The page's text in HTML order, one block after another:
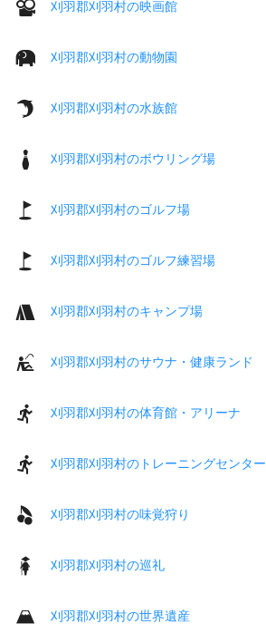
刈羽郡刈羽村の映画館
刈羽郡刈羽村の動物園
刈羽郡刈羽村の水族館
刈羽郡刈羽村のボウリング場
刈羽郡刈羽村のゴルフ場
刈羽郡刈羽村のゴルフ練習場
刈羽郡刈羽村のキャンプ場
刈羽郡刈羽村のサウナ・健康ランド
刈羽郡刈羽村の体育館・アリーナ
刈羽郡刈羽村のトレーニングセンター
刈羽郡刈羽村の味覚狩り
刈羽郡刈羽村の巡礼
刈羽郡刈羽村の世界遺産